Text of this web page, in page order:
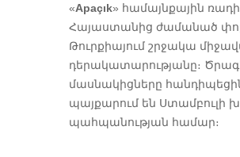
«Apaçık» համայնքային
Հայաստանից ժամանած
Թուրքիայում շրջակա
դերակատարությանը։
մասնակիցները
պայքարում են Ստամբուլի
պահպանության համար։